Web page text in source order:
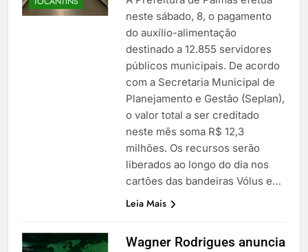
neste sábado, 8, o pagamento
do auxílio-alimentação
destinado a 12.855 servidores
públicos municipais. De acordo
com a Secretaria Municipal de
Planejamento e Gestão (Seplan),
o valor total a ser creditado
neste mês soma R$ 12,3
milhões. Os recursos serão
liberados ao longo do dia nos
cartões das bandeiras Vólus e…
Leia Mais
Wagner Rodrigues anuncia